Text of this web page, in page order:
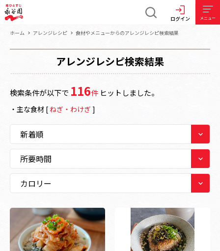
ログイン メニュー
ホーム アレンジレシピ 食材やメニューからのアレンジレシピ検索結果
アレンジレシピ検索結果
検索条件が以下で 116件 ヒットしました。
・ 主な食材 [ねぎ・わけぎ ]